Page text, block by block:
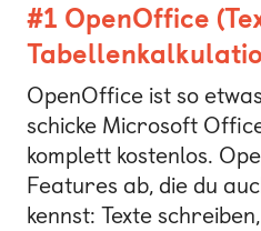
#1 OpenOffice
OpenOffice ist so
schicke Microsoft
komplett kostenlos.
Features ab, die du
kennst: Texte